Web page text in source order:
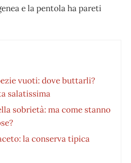
e la pentola ha pareti
vuoti: dove buttarli?
salatissima
sobrietà: ma come stanno
la conserva tipica